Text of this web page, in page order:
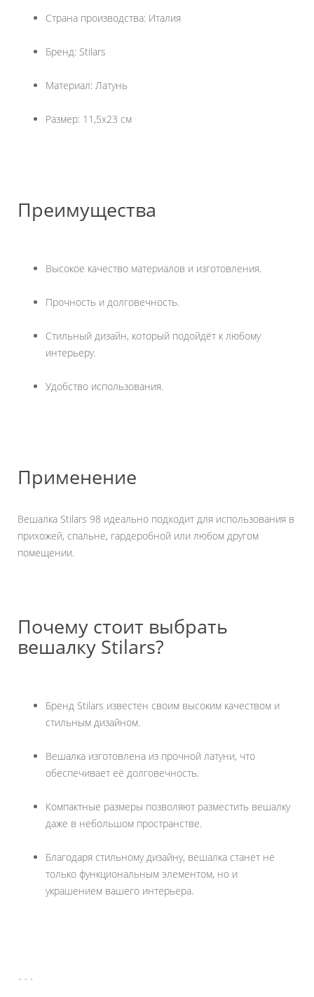
Страна производства: Италия
Бренд: Stilars
Материал: Латунь
Размер: 11,5х23 см
Преимущества
Высокое качество материалов и изготовления.
Прочность и долговечность.
Стильный дизайн, который подойдёт к любому
интерьеру.
Удобство использования.
Применение
Вешалка Stilars 98 идеально подходит для использования в
прихожей, спальне, гардеробной или любом другом
помещении.
Почему стоит выбрать
вешалку Stilars?
Бренд Stilars известен своим высоким качеством и
стильным дизайном.
Вешалка изготовлена из прочной латуни, что
обеспечивает её долговечность.
Компактные размеры позволяют разместить вешалку
даже в небольшом пространстве.
Благодаря стильному дизайну, вешалка станет не
только функциональным элементом, но и
украшением вашего интерьера.
```